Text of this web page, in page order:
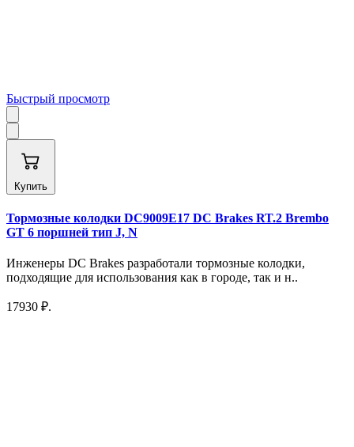
Быстрый просмотр
Купить
Тормозные колодки DC9009E17 DC Brakes RT.2 Brembo
GT 6 поршней тип J, N
Инженеры DC Brakes разработали тормозные колодки,
подходящие для использования как в городе, так и н..
17930 ₽.